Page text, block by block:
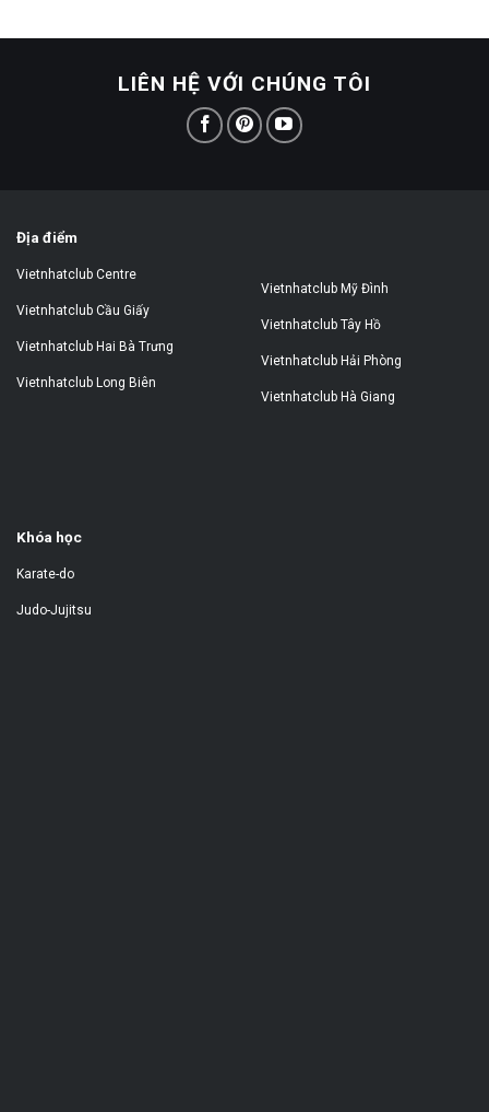
LIÊN HỆ VỚI CHÚNG TÔI
Địa điểm
Vietnhatclub Centre
Vietnhatclub Cầu Giấy
Vietnhatclub Hai Bà Trưng
Vietnhatclub Long Biên
Vietnhatclub Mỹ Đình
Vietnhatclub Tây Hồ
Vietnhatclub Hải Phòng
Vietnhatclub Hà Giang
Khóa học
Karate-do
Judo-Jujitsu